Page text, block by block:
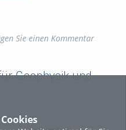
Prozesse in der
Sie einen Kommentar
Geophysik und